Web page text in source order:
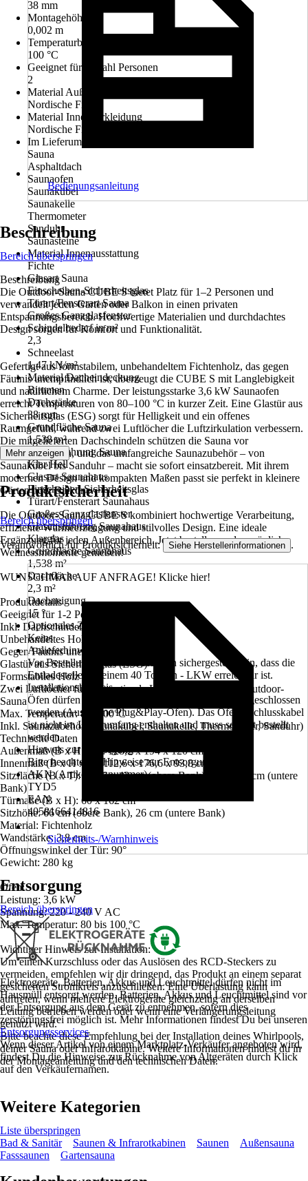
38 mm
Montagehöhe
0,002 m
Temperaturbereich Sauna bis max.
100 °C
Geeignet für Anzahl Personen
2
Material Außenverkleidung
Nordische Fichte
Material Innenverkleidung
Nordische Fichte
Im Lieferumfang enthalten
Sauna
Asphaltdach
Saunaofen
Saunakübel
Saunakelle
Thermometer
Sanduhr
Saunasteine
Material Innenausstattung
Fichte
Glasart Sauna
Einscheiben-Sicherheitsglas
Türart/Fensterart Sauna
Großes Ganzglasfenster
Schindelbedarf in m²
2,3
Schneelast
1,47 kN/m²
Material Dacheindeckung
Bitumen
Dachstärke
38 mm
Grundfläche Sauna
1,538 m²
Glasausführung Sauna
Klar Hell
Glasart Saunahaus
Einscheiben-Sicherheitsglas
Türart/Fensterart Saunahaus
Großes Ganzglasfenster
Glasausführung Saunahaus
Klarglas
Grundfläche Saunahaus
1,538 m²
Dachfläche
2,3 m²
Dachneigung
15 °
Optionales Zubehör
Keins
Anlieferhinweis
Vor Bestellung muss vom Kunden sichergestellt sein, dass die
Entladestelle mit einem 40 Tonnen - LKW erreichbar ist.
Installationshinweis
Öfen dürfen nur von autorisiertem Fachpersonal angeschlossen
werden (Ausnahme Plug&Play-Öfen). Das Ofenanschlusskabel
ist nicht im Lieferumfang enthalten und muss separat bestellt
werden.
Hinweis zur Entsorgung
Bitte beachte die Hinweise zur Entsorgung
AKN (Artikelkurznummer)
TYD5
EAN
4058166414816
Bedienungsanleitung
Beschreibung
Bereich überspringen
Beschreibung
Die Outdoor-Sauna CUBE S bietet Platz für 1–2 Personen und
verwandelt jeden Garten oder Balkon in einen privaten
Entspannungsbereich. Hochwertige Materialien und durchdachtes
Design sorgen für Komfort und Funktionalität.
Gefertigt aus formstabilem, unbehandeltem Fichtenholz, das gegen
Fäulnis unempfindlich ist, überzeugt die CUBE S mit Langlebigkeit
und natürlichem Charme. Der leistungsstarke 3,6 kW Saunaofen
erreicht Temperaturen von 80–100 °C in kurzer Zeit. Eine Glastür aus
Sicherheitsglas (ESG) sorgt für Helligkeit und ein offenes
Raumgefühl, während zwei Luftlöcher die Luftzirkulation verbessern.
Die mitgelieferten Dachschindeln schützen die Sauna vor
Wettereinflüssen, und das umfangreiche Saunazubehör – von
Saunakübel bis Sanduhr – macht sie sofort einsatzbereit. Mit ihrem
modernen Design und kompakten Maßen passt sie perfekt in kleinere
Gärten oder Balkone.
Die Outdoor-Sauna CUBE S kombiniert hochwertige Verarbeitung,
effiziente Wärmeerzeugung und stilvolles Design. Eine ideale
Ergänzung für jeden Außenbereich. Jetzt bestellen und persönliche
Wellnessmomente genießen!
WUNSCHMAß AUF ANFRAGE! Klicke hier!
Produktdetails
Geeignet für 1-2 Personen
Inkl. Dachschindeln
Unbehandeltes Holz
Gegen Fäulnis unempfindlich
Glastür aus Sicherheitsglas (ESG)
Formstabiles Holz
Zwei Luftlöcher für eine optimale Luftzirkulation in der Outdoor-
Sauna
Max. Temperatur: 80 -100°C
Inkl. Saunazubehör (Saunakübel, Saunakelle, Thermometer, Sanduhr)
Technische Daten
Außenmaß (B x H x T): 128,2 x 194 x 120 cm
Innenmaß (B x H x T): 112,6 x 176,6 x 93,8 cm
Sitzfläche (B x T): 112,6 x 43 cm (obere Bank), 107 x 22 cm (untere
Bank)
Türmaße (B x H): 60 x 162 cm
Sitzhöhe: 66 cm (obere Bank), 26 cm (untere Bank)
Material: Fichtenholz
Wandstärke: 3,8 cm
Öffnungswinkel der Tür: 90°
Gewicht: 280 kg
Ofen:
Leistung: 3,6 kW
Spannung: 220 - 240 V AC
Max. Temperatur: 80 bis 100 °C
Wichtiger Hinweis zur Installation:
Um einen Kurzschluss oder das Auslösen des RCD-Steckers zu
vermeiden, empfehlen wir dir dringend, das Produkt an einem separat
gesicherten Stromkreis anzuschließen. Eine Überlastung kann
auftreten, wenn mehrere Elektrogeräte gleichzeitig an derselben
Leitung betrieben werden oder wenn eine Verlängerungsleitung
genutzt wird.
Bitte beachte diese Empfehlung bei der Installation deines Whirlpools,
deiner Sauna oder Infrarotkabine. Weitere Informationen findest du in
der Montageanleitung und den technischen Daten.
Mehr anzeigen
Produktsicherheit
Bereich überspringen
Verantwortlich für Produktsicherheit: Siehe Herstellerinformationen .
Sicherheits-/Warnhinweis
Entsorgung
Bereich überspringen
Elektrogeräte, Batterien, Akkus und Leuchtmittel dürfen nicht im
Hausmüll entsorgt werden. Batterien, Akkus und Leuchtmittel sind vor
der Entsorgung aus dem Gerät zu entnehmen, sofern dies
zerstörungsfrei möglich ist. Mehr Informationen findest Du bei unseren
Entsorgungsservices.
Wenn dieser Artikel von einem Marktplatz-Verkäufer angeboten wird,
findest Du die Hinweise zur Rücknahme von Altgeräten durch Klick
auf den Verkäufernamen.
Weitere Kategorien
Liste überspringen
Bad & Sanitär
Saunen & Infrarotkabinen Saunen
Außensauna
Fasssaunen
Gartensauna